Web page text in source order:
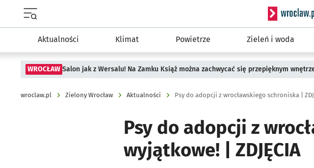
Serwis
Aktualności Klimat Powietrze Zieleń i woda
WROCŁAW Salon jak z Wersalu! Na Zamku Książ można zachwycać się przepięknym
wroclaw.pl Zielony Wrocław Aktualności Psy do adopcji z wrocławskiego schroniska |
Psy do adopcji z
wyjątkowe! | ZDJĘCIA